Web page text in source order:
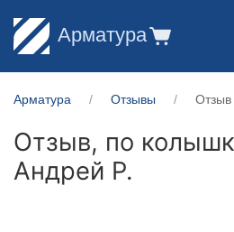
Арматура
Арматура Отзывы
Отзыв, по
Андрей Р.